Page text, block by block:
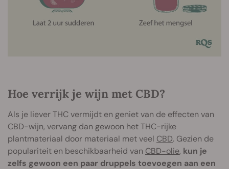
Hoe verrijk je wijn met CBD?
Als je liever THC vermijdt en geniet van de effecten van
CBD-wijn, vervang dan gewoon het THC-rijke
plantmateriaal door materiaal met veel CBD. Gezien de
populariteit en beschikbaarheid van CBD-olie, kun je
zelfs gewoon een paar druppels toevoegen aan een